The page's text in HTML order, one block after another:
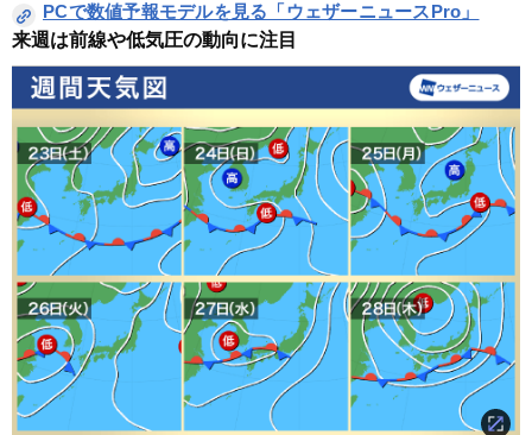
PCで数値予報モデルを見る「ウェザーニュースPro」
来週は前線や低気圧の動向に注目